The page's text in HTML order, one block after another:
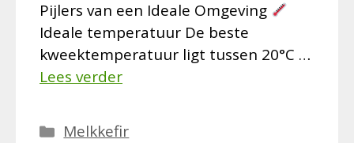
Pijlers van een Ideale Omgeving
Ideale temperatuur De beste
kweektemperatuur ligt tussen 20°C …
Lees verder
Categorieën
Melkkefir